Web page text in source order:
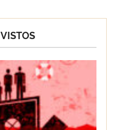
modelo que
inteligente junto